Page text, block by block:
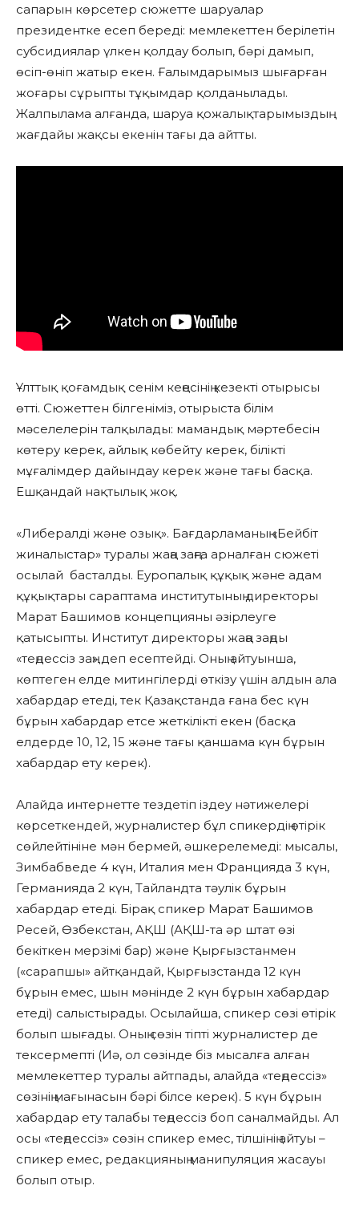
сапарын көрсетер сюжетте шаруалар
президентке есеп береді: мемлекеттен берілетін
субсидиялар үлкен қолдау болып, бәрі дамып,
өсіп-өніп жатыр екен. Ғалымдарымыз шығарған
жоғары сұрыпты тұқымдар қолданылады.
Жалпылама алғанда, шаруа қожалықтарымыздың
жағдайы жақсы екенін тағы да айтты.
Ұлттық қоғамдық сенім кеңесінің кезекті отырысы
өтті. Сюжеттен білгеніміз, отырыста білім
мәселелерін талқылады: мамандық мәртебесін
көтеру керек, айлық көбейту керек, білікті
мұғалімдер дайындау керек және тағы басқа.
Ешқандай нақтылық жоқ.
«Либералді және озық». Бағдарламаның «Бейбіт
жиналыстар» туралы жаңа заңға арналған сюжеті
осылай басталды. Еуропалық құқық және адам
құқықтары сараптама институтының директоры
Марат Башимов концепцияны әзірлеуге
қатысыпты. Институт директоры жаңа заңды
«теңдессіз заң» деп есептейді. Оның айтуынша,
көптеген елде митингілерді өткізу үшін алдын ала
хабардар етеді, тек Қазақстанда ғана бес күн
бұрын хабардар етсе жеткілікті екен (басқа
елдерде 10, 12, 15 және тағы қаншама күн бұрын
хабардар ету керек).
Алайда интернетте тездетіп іздеу нәтижелері
көрсеткендей, журналистер бұл спикердің өтірік
сөйлейтініне мән бермей, әшкерелемеді: мысалы,
Зимбабведе 4 күн, Италия мен Францияда 3 күн,
Германияда 2 күн, Тайландта тәулік бұрын
хабардар етеді. Бірақ спикер Марат Башимов
Ресей, Өзбекстан, АҚШ (АҚШ-та әр штат өзі
бекіткен мерзімі бар) және Қырғызстанмен
(«сарапшы» айтқандай, Қырғызстанда 12 күн
бұрын емес, шын мәнінде 2 күн бұрын хабардар
етеді) салыстырады. Осылайша, спикер сөзі өтірік
болып шығады. Оның сөзін тіпті журналистер де
тексермепті (Иә, ол сөзінде біз мысалға алған
мемлекеттер туралы айтпады, алайда «теңдессіз»
сөзінің мағынасын бәрі білсе керек). 5 күн бұрын
хабардар ету талабы теңдессіз боп саналмайды. Ал
осы «теңдессіз» сөзін спикер емес, тілшінің айтуы –
спикер емес, редакцияның манипуляция жасауы
болып отыр.